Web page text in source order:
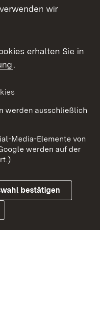
wir
erhalten Sie in
.
werden ausschließlich
Media-Elemente von
werden auf der
bestätigen